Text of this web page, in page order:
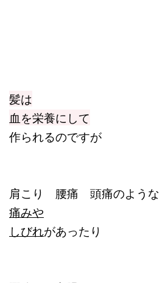
髪は
血を栄養にして
作られるのですが
肩こり 腰痛 頭痛のような
痛みや
しびれがあったり